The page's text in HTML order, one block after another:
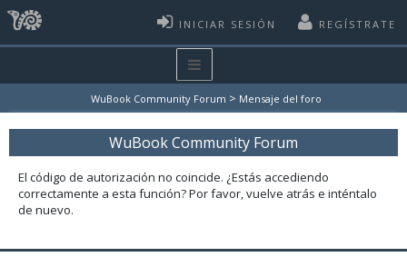
INICIAR SESIÓN REGÍSTRATE
WuBook Community Forum > Mensaje del foro
WuBook Community Forum
El código de autorización no coincide. ¿Estás accediendo
correctamente a esta función? Por favor, vuelve atrás e inténtalo
de nuevo.